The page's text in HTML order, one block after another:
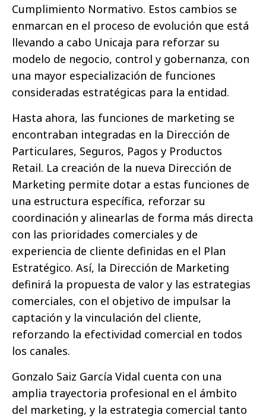
Cumplimiento Normativo. Estos cambios se
enmarcan en el proceso de evolución que está
llevando a cabo Unicaja para reforzar su
modelo de negocio, control y gobernanza, con
una mayor especialización de funciones
consideradas estratégicas para la entidad.
Hasta ahora, las funciones de marketing se
encontraban integradas en la Dirección de
Particulares, Seguros, Pagos y Productos
Retail. La creación de la nueva Dirección de
Marketing permite dotar a estas funciones de
una estructura específica, reforzar su
coordinación y alinearlas de forma más directa
con las prioridades comerciales y de
experiencia de cliente definidas en el Plan
Estratégico. Así, la Dirección de Marketing
definirá la propuesta de valor y las estrategias
comerciales, con el objetivo de impulsar la
captación y la vinculación del cliente,
reforzando la efectividad comercial en todos
los canales.
Gonzalo Saiz García Vidal cuenta con una
amplia trayectoria profesional en el ámbito
del marketing, y la estrategia comercial tanto